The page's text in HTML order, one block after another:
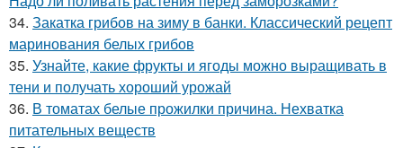
34. Закатка грибов на зиму в банки. Классический рецепт
маринования белых грибов
35. Узнайте, какие фрукты и ягоды можно выращивать в
тени и получать хороший урожай
36. В томатах белые прожилки причина. Нехватка
питательных веществ